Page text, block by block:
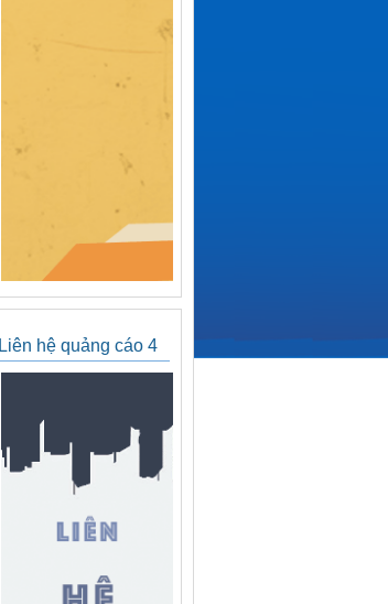
Liên hệ quảng cáo 4